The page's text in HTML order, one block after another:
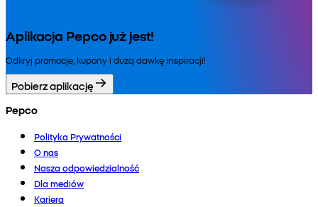
Aplikacja Pepco już jest!
Odkryj promocje, kupony i dużą dawkę inspiracji!
Pobierz aplikację
Pepco
Polityka Prywatności
O nas
Nasza odpowiedzialność
Dla mediów
Kariera